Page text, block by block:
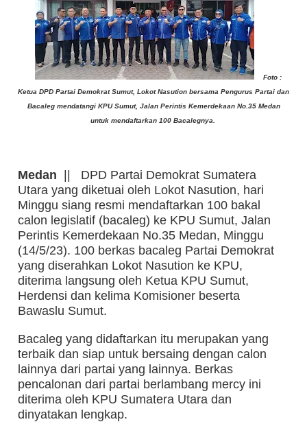
Foto :
Ketua DPD Partai Demokrat Sumut, Lokot Nasution bersama Pengurus Partai dan
Bacaleg mendatangi KPU Sumut, Jalan Perintis Kemerdekaan No.35 Medan
untuk mendaftarkan 100 Bacalegnya.
Medan || DPD Partai Demokrat Sumatera
Utara yang diketuai oleh Lokot Nasution, hari
Minggu siang resmi mendaftarkan 100 bakal
calon legislatif (bacaleg) ke KPU Sumut, Jalan
Perintis Kemerdekaan No.35 Medan, Minggu
(14/5/23). 100 berkas bacaleg Partai Demokrat
yang diserahkan Lokot Nasution ke KPU,
diterima langsung oleh Ketua KPU Sumut,
Herdensi dan kelima Komisioner beserta
Bawaslu Sumut.
Bacaleg yang didaftarkan itu merupakan yang
terbaik dan siap untuk bersaing dengan calon
lainnya dari partai yang lainnya. Berkas
pencalonan dari partai berlambang mercy ini
diterima oleh KPU Sumatera Utara dan
dinyatakan lengkap.